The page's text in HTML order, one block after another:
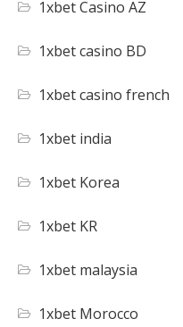
1xbet Casino AZ
1xbet casino BD
1xbet casino french
1xbet india
1xbet Korea
1xbet KR
1xbet malaysia
1xbet Morocco